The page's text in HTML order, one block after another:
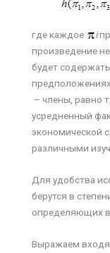
где каждое i
произведение
будет содержать
– члены, равно
усредненный
экономической
различными
Для удобства
берутся в
определяющих
Выражаем